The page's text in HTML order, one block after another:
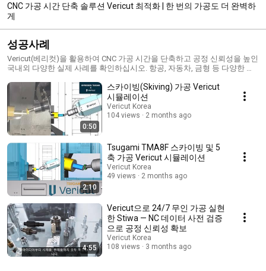
CNC 가공 시간 단축 솔루션 Vericut 최적화 | 한 번의 가공도 더 완벽하
게
성공사례
Vericut(베리컷)을 활용하여 CNC 가공 시간을 단축하고 공정 신뢰성을 높인
국내외 다양한 실제 사례를 확인하십시오. 항공, 자동차, 금형 등 다양한 산
객의 목소리와 시뮬레이션 화면을 통해 확인하실 수 있습니다. 가공 시간 단
축, 공구 수명 연장, 장비 충돌 예방, 조도 개선 등 정밀 가공 현장의 다양한
문제를 해결한 사례를 통해 Vericut Force의 가치를 직접 느껴보시기 바랍
니다. 무엇이든 부담 없이 문의 주세요. 무료 가공 시간 단축 테스트도 제공
0:50
스카이빙(Skiving) 가공 Vericut
시뮬레이션
Vericut Korea
104 views
2 months ago
2:10
Tsugami TMA8F 스카이빙 및 5
축 가공 Vericut 시뮬레이션
Vericut Korea
49 views
2 months ago
4:55
Vericut으로 24/7 무인 가공 실현
한 Stiwa — NC 데이터 사전 검증
으로 공정 신뢰성 확보
Vericut Korea
108 views
3 months ago